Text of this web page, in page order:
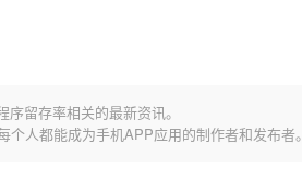
留存率相关的最新资讯。
人都能成为手机APP应用的制作者和发布者。